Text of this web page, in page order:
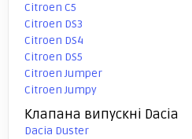
Citroen C5
Citroen DS3
Citroen DS4
Citroen DS5
Citroen Jumper
Citroen Jumpy
Клапана випускні Dacia
Dacia Duster